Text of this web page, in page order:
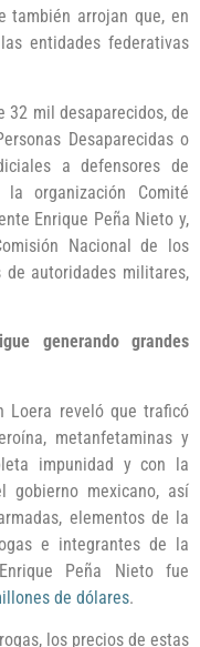
también arrojan que, en
entidades federativas
32 mil desaparecidos, de
Desaparecidas o
a defensores de
organización Comité
Enrique Peña Nieto y,
Nacional de los
de autoridades militares,
generando grandes
Loera reveló que traficó
metanfetaminas y
impunidad y con la
gobierno mexicano, así
elementos de la
e integrantes de la
Peña Nieto fue
de dólares.
los precios de estas